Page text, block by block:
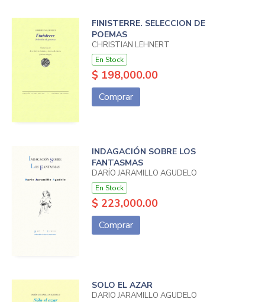
FINISTERRE. SELECCION DE
POEMAS
CHRISTIAN LEHNERT
En Stock
$ 198,000.00
Comprar
INDAGACIÓN SOBRE LOS
FANTASMAS
DARÍO JARAMILLO AGUDELO
En Stock
$ 223,000.00
Comprar
SOLO EL AZAR
DARIO JARAMILLO AGUDELO